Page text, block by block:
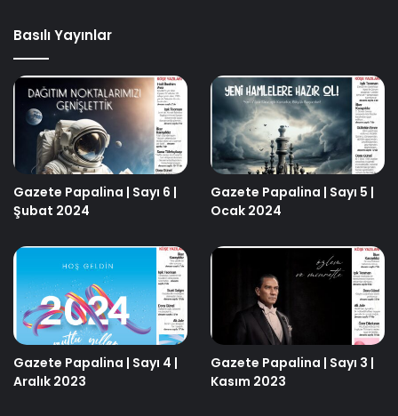
Basılı Yayınlar
Gazete Papalina | Sayı 6 |
Şubat 2024
Gazete Papalina | Sayı 5 |
Ocak 2024
Gazete Papalina | Sayı 4 |
Aralık 2023
Gazete Papalina | Sayı 3 |
Kasım 2023